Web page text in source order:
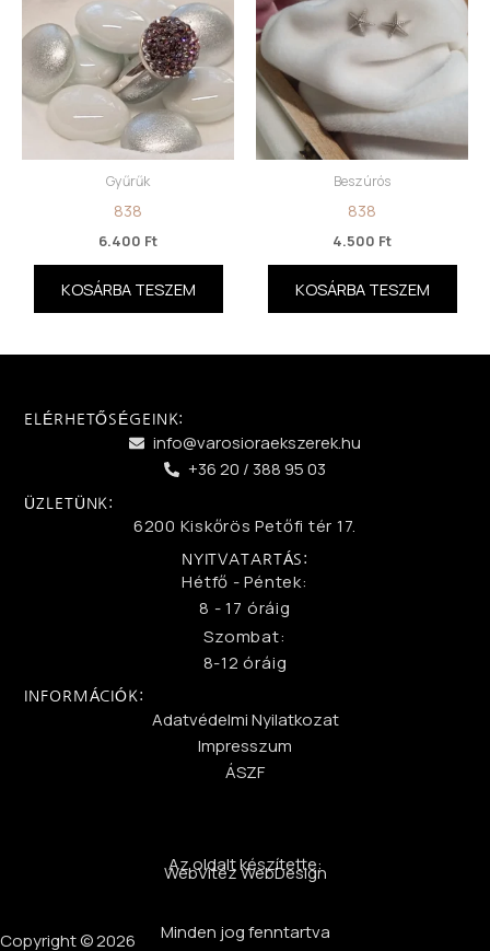
Gyűrűk
838
6.400 Ft
KOSÁRBA TESZEM
Beszúrós
838
4.500 Ft
KOSÁRBA TESZEM
ELÉRHETŐSÉGEINK:
info@varosioraekszerek.hu
+36 20 / 388 95 03
ÜZLETÜNK:
6200 Kiskőrös Petőfi tér 17.
NYITVATARTÁS:
Hétfő - Péntek:
8 - 17 óráig
Szombat:
8-12 óráig
INFORMÁCIÓK:
Adatvédelmi Nyilatkozat
Impresszum
ÁSZF
Az oldalt készítette:
WebVitéz WebDesign
Minden jog fenntartva
Copyright © 2026